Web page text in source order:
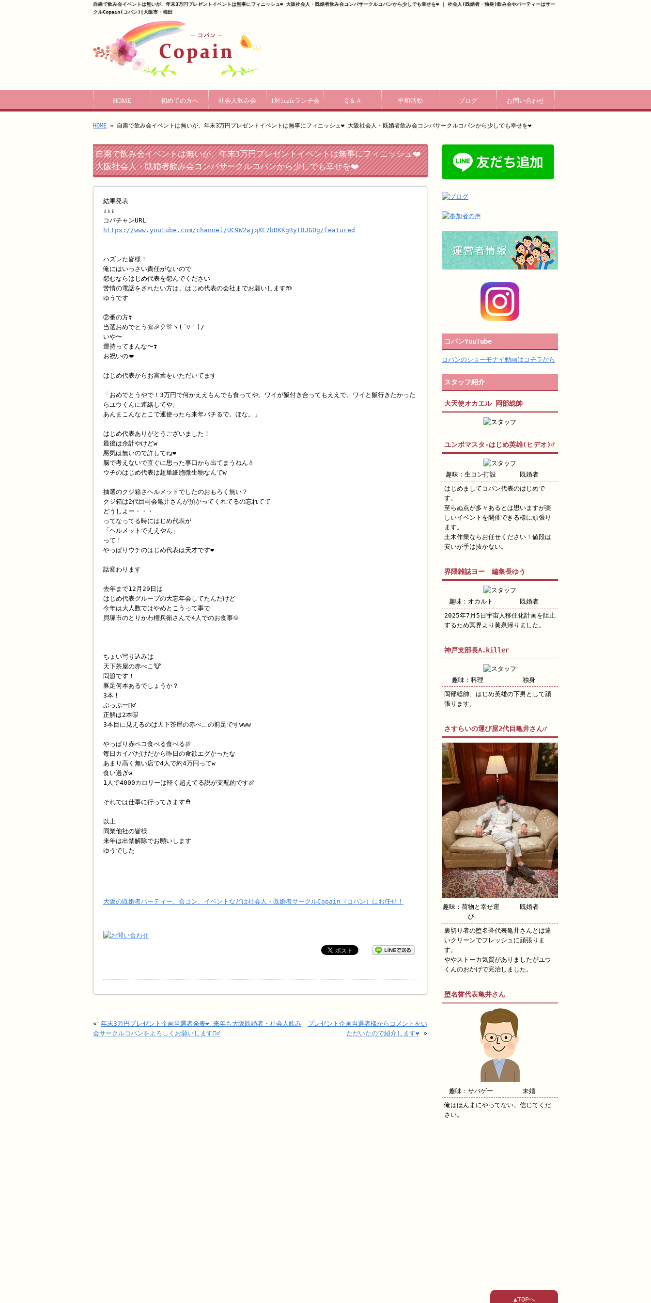
自粛で飲み会イベントは無いが、年末3万円プレゼントイベントは無事にフィニッシュ❤️ 大阪社会人・既婚者飲み会コンパサークルコパンから少しでも幸せを❤️ | 社会人(既婚者・独身)飲み会やパーティーはサー
クルCopain(コパン)|大阪市・梅田
HOME 初めての方へ 社会人飲み会 1対1cafeランチ会 Ｑ＆Ａ 平和活動 ブログ お問い合わせ
HOME » 自粛で飲み会イベントは無いが、年末3万円プレゼントイベントは無事にフィニッシュ❤️ 大阪社会人・既婚者飲み会コンパサークルコパンから少しでも幸せを❤️
自粛で飲み会イベントは無いが、年末3万円プレゼントイベントは無事にフィニッシュ❤️
大阪社会人・既婚者飲み会コンパサークルコパンから少しでも幸せを❤️
結果発表
↓↓↓
コパチャンURL
https://www.youtube.com/channel/UC9W2wjqXE7bDKKgRyt8JGOg/featured
ハズレた皆様！
俺にはいっさい責任がないので
怨むならはじめ代表を怨んでください
苦情の電話をされたい方は、はじめ代表の会社までお願いします🤲
ゆうです
②番の方❣️
当選おめでとう㊗️🎉🎈🎊ヽ(´▽｀)/
いや〜
運持ってまんな〜❣️
お祝いの💋
はじめ代表からお言葉をいただいてます
「おめでとうやで！3万円で何かええもんでも食ってや。ワイが飯付き合ってもええで。ワイと飯行きたかった
らユウくんに連絡してや。
あんまこんなとこで運使ったら来年バチるで。ほな。」
はじめ代表ありがとうございました！
最後は余計やけどw
悪気は無いので許してね❤️
脳で考えないで直ぐに思った事口から出てまうねん💧
ウチのはじめ代表は超単細胞微生物なんでw
抽選のクジ箱さヘルメットでしたのおもろく無い？
クジ箱は2代目司会亀井さんが預かってくれてるの忘れてて
どうしよー・・・
ってなってる時にはじめ代表が
「ヘルメットでええやん」
って！
やっぱりウチのはじめ代表は天才です❤️
話変わります
去年まで12月29日は
はじめ代表グループの大忘年会してたんだけど
今年は大人数ではやめとこうって事で
貝塚市のとりかわ権兵衛さんで4人でのお食事🍲
ちょい写り込みは
天下茶屋の赤べこ🐮
問題です！
豚足何本あるでしょうか？
3本！
ぶっぶー🙅‍♂️
正解は2本🐷
3本目に見えるのは天下茶屋の赤べこの前足ですwww
やっぱり赤ベコ食べる食べる🍖
毎日カイバだけだから昨日の食欲エグかったな
あまり高く無い店で4人で約4万円ってw
食い過ぎw
1人で4000カロリーは軽く超えてる説が支配的です🍖
それでは仕事に行ってきます⛑
以上
同業他社の皆様
来年は出禁解除でお願いします
ゆうでした
大阪の既婚者パーティー、合コン、イベントなどは社会人・既婚者サークルCopain（コパン）にお任せ！
« 年末3万円プレゼント企画当選者発表❤️ 来年も大阪既婚者・社会人飲み
会サークルコパンをよろしくお願いします🙇‍♂️
プレゼント企画当選者様からコメントをい
ただいたので紹介します❤️ »
コパンYouTube
コパンのショーモナイ動画はコチラから
スタッフ紹介
大天使オカエル 岡部総帥
ユンボマスタ-はじめ英雄(ヒデオ)♂
趣味：生コン打設
既婚者
はじめましてコパン代表のはじめで
す。
至らぬ点が多々あるとは思いますが楽
しいイベントを開催できる様に頑張り
ます。
土木作業ならお任せください！値段は
安いが手は抜かない。
界隈雑誌ヨー 編集長ゆう
趣味：オカルト
既婚者
2025年7月5日宇宙人移住化計画を阻止
するため冥界より黄泉帰りました。
神戸支部長A.killer
趣味：料理
独身
岡部総帥、はじめ英雄の下男として頑
張ります。
さすらいの運び屋2代目亀井さん♂
趣味：荷物と幸せ運
び
既婚者
裏切り者の堕名誉代表亀井さんとは違
いクリーンでフレッシュに頑張りま
す。
ややストーカ気質がありましたがユウ
くんのおかげで完治しました。
堕名誉代表亀井さん
趣味：サバゲー
未婚
俺はほんまにやってない。信じてくだ
さい。
▲TOPへ